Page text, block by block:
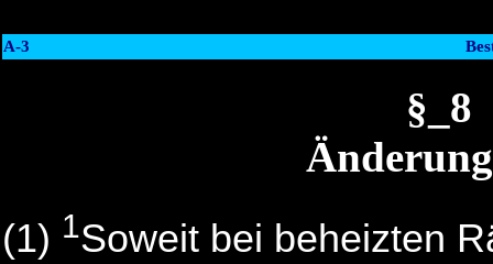
A-3
(1) 1Soweit bei beheizten